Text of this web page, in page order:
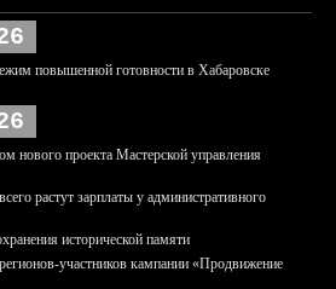
повышенной готовности в Хабаровске
нового проекта Мастерской управления
растут зарплаты у административного
исторической памяти
участников кампании «Продвижение